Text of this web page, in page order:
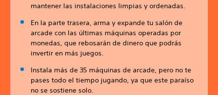
mantener las instalaciones limpias y ordenadas.
En la parte trasera, arma y expande tu salón de
arcade con las últimas máquinas operadas por
monedas, que rebosarán de dinero que podrás
invertir en más juegos.
Instala más de 35 máquinas de arcade, pero no te
pases todo el tiempo jugando, ya que este paraíso
no se sostiene solo.